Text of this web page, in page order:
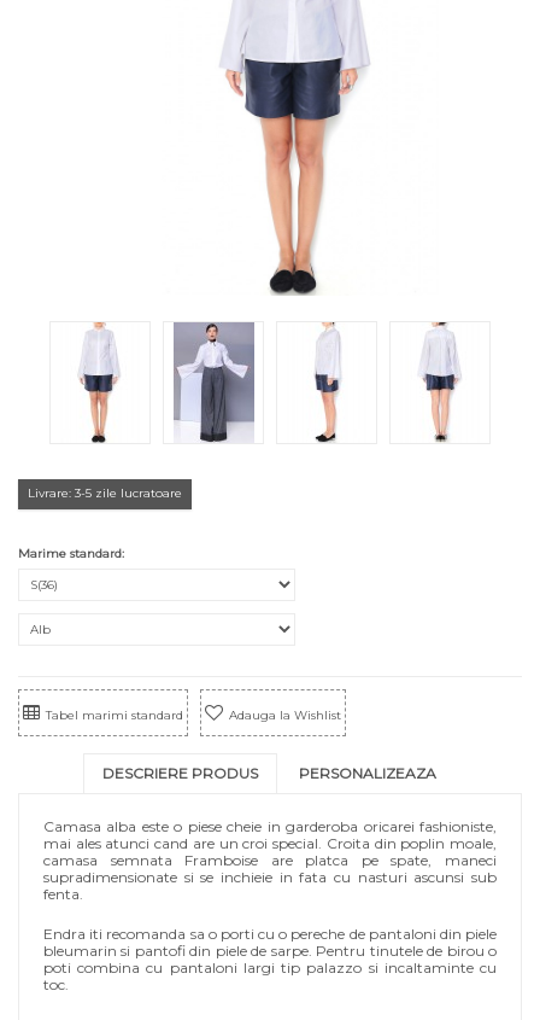
Livrare: 3-5 zile lucratoare
Marime standard:
Tabel marimi standard Adauga la Wishlist
DESCRIERE PRODUS PERSONALIZEAZA
Camasa alba este o piese cheie in garderoba oricarei fashioniste,
mai ales atunci cand are un croi special. Croita din poplin moale,
camasa semnata Framboise are platca pe spate, maneci
supradimensionate si se inchieie in fata cu nasturi ascunsi sub
fenta.
Endra iti recomanda sa o porti cu o pereche de pantaloni din piele
bleumarin si pantofi din piele de sarpe. Pentru tinutele de birou o
poti combina cu pantaloni largi tip palazzo si incaltaminte cu
toc.